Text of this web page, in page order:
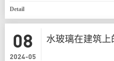
Detail
08
2024-05
水玻璃在建筑上